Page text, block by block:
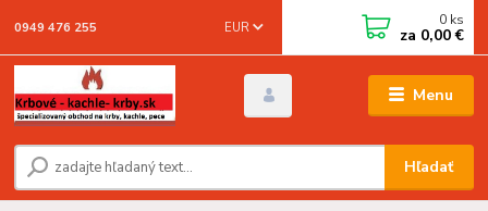
Menu
EUR
Hľadať
0949 476 255 0 ks
za 0,00 €